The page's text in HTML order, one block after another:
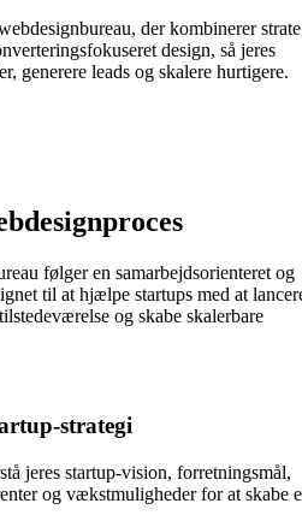
der kombinerer
design, så jeres
generere leads og skalere hurtigere.
følger en samarbejdsorienteret og
til at hjælpe startups med at
og skabe skalerbare
strategi
jeres startup-vision, forretningsmål,
og vækstmuligheder for at skabe